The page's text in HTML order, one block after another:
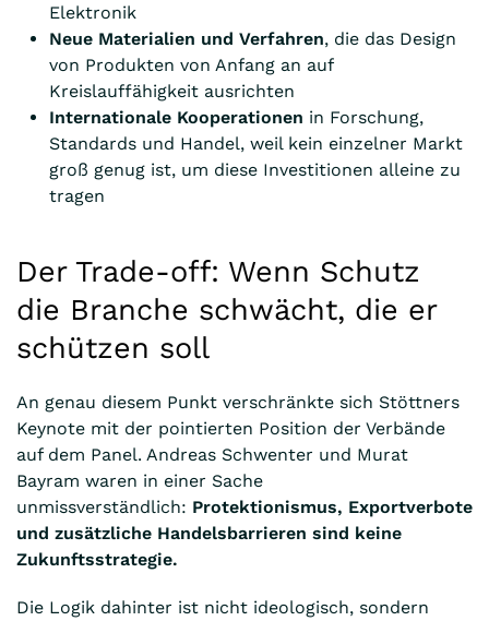
Elektronik
Neue Materialien und Verfahren, die das Design
von Produkten von Anfang an auf
Kreislauffähigkeit ausrichten
Internationale Kooperationen in Forschung,
Standards und Handel, weil kein einzelner Markt
groß genug ist, um diese Investitionen alleine zu
tragen
Der Trade-off: Wenn Schutz
die Branche schwächt, die er
schützen soll
An genau diesem Punkt verschränkte sich Stöttners
Keynote mit der pointierten Position der Verbände
auf dem Panel. Andreas Schwenter und Murat
Bayram waren in einer Sache
unmissverständlich: Protektionismus, Exportverbote
und zusätzliche Handelsbarrieren sind keine
Zukunftsstrategie.
Die Logik dahinter ist nicht ideologisch, sondern